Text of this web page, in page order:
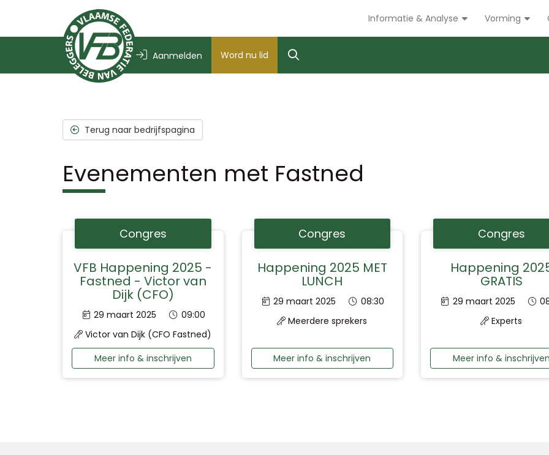
Informatie & Analyse Vorming
Aanmelden Word nu lid
Terug naar bedrijfspagina
Evenementen met Fastned
Congres
VFB Happening 2025 -
Fastned - Victor van
Dijk (CFO)
Datum:
29 maart 2025 Tijd:
09:00
Victor van Dijk (CFO Fastned)
Meer info & inschrijven
Congres
Happening 2025 MET
LUNCH
Datum:
29 maart 2025 Tijd:
08:30
Meerdere sprekers
Meer info & inschrijven
Congres
Happening
GRATIS
Datum:
29 maart 2025
Experts
Meer info & inschrijven